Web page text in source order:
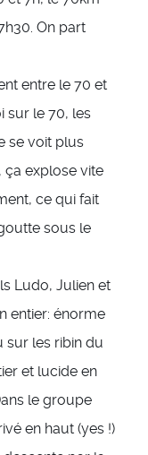
On part
entre le 70 et
sur le 70, les
se voit plus
ça explose vite
ce qui fait
sous le
Ludo, Julien et
entier: énorme
sur les ribin du
et lucide en
le groupe
en haut (yes !)